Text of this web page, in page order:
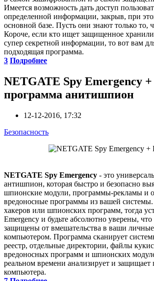
Имеется возможность дать доступ
определенной информации, закрыв, при
основной базе. Пусть они знают только то,
Короче, если кто ищет защищенное
супер секретной информации, то вот вам
подходящая программа.
3 Подробнее
NETGATE Spy Emergency
программа анитишпион
12-12-2016, 17:32
Безопасность
NETGATE Spy Emergency - это
антишпион, которая быстро и безопасно
шпионские модули, программы-рекламы и
вредоносные программы из вашей
хакеров или шпионских программ, тогда
Emergency и будьте абсолютно уверены,
защищены от вмешательства в ваши личные
компьютером. Программа сканирует
реестр, отдельные директории, файлы
вредоносных программ и шпионских
реальном времени анализирует и защищает
компьютера.